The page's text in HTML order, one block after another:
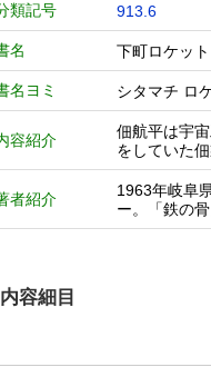
類記号 913.6
名 下町ロケ
名ヨミ シタマチ ロ
容紹介
佃航平は宇
をしていた
者紹介
1963年岐阜
ー。「鉄の
内容細目